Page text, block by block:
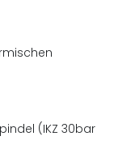
(IKZ 30bar